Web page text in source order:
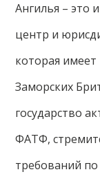
Ангилья –
центр и
которая
Заморских
государство
ФАТФ,
требований